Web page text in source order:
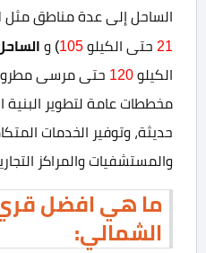
الساحل إلى عدة مناطق مثل
21 حتى الكيلو 105
) و
الكيلو 120 حتى مرسى
مخططات عامة لتطوير البنية
حديثة، وتوفير الخدمات
والمستشفيات والمراكز
ما هي افضل
الشمالي: